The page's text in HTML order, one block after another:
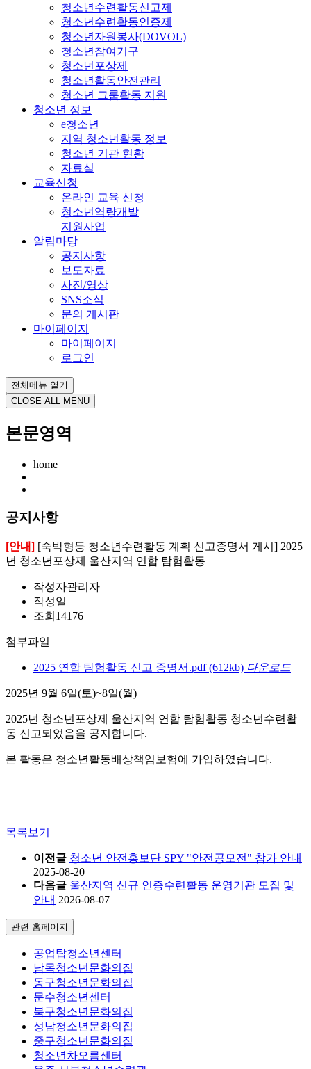
청소년수련활동신고제
청소년수련활동인증제
청소년자원봉사(DOVOL)
청소년참여기구
청소년포상제
청소년활동안전관리
청소년 그룹활동 지원
청소년 정보
e청소년
지역 청소년활동 정보
청소년 기관 현황
자료실
교육신청
온라인 교육 신청
청소년역량개발
지원사업
알림마당
공지사항
보도자료
사진/영상
SNS소식
문의 게시판
마이페이지
마이페이지
로그인
전체메뉴 열기
CLOSE ALL MENU
본문영역
home
공지사항
[안내] [숙박형등 청소년수련활동 계획 신고증명서 게시] 2025
년 청소년포상제 울산지역 연합 탐험활동
작성자관리자
작성일
조회 14176
첨부파일
2025 연합 탐험활동 신고 증명서.pdf (612kb) 다운로드
2025년 9월 6일(토)~8일(월)
2025년 청소년포상제 울산지역 연합 탐험활동 청소년수련활
동 신고되었음을 공지합니다.
본 활동은 청소년활동배상책임보험에 가입하였습니다.
목록보기
이전글 청소년 안전홍보단 SPY "안전공모전" 참가 안내
2025-08-20
다음글 울산지역 신규 인증수련활동 운영기관 모집 및
안내 2026-08-07
관련 홈페이지
공업탑청소년센터
남목청소년문화의집
동구청소년문화의집
문수청소년센터
북구청소년문화의집
성남청소년문화의집
중구청소년문화의집
청소년차오름센터